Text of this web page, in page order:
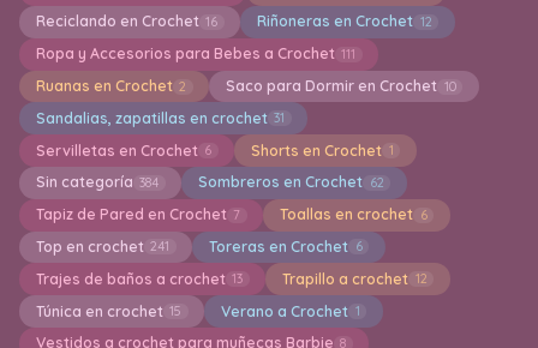
Reciclando en Crochet 16 Riñoneras en Crochet 12
Ropa y Accesorios para Bebes a Crochet 111
Ruanas en Crochet 2 Saco para Dormir en Crochet 10
Sandalias, zapatillas en crochet 31
Servilletas en Crochet 6 Shorts en Crochet 1
Sin categoría 384 Sombreros en Crochet 62
Tapiz de Pared en Crochet 7 Toallas en crochet 6
Top en crochet 241 Toreras en Crochet 6
Trajes de baños a crochet 13 Trapillo a crochet 12
Túnica en crochet 15 Verano a Crochet 1
Vestidos a crochet para muñecas Barbie 8